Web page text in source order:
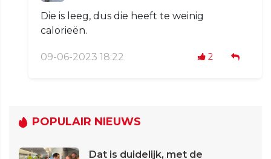
Die is leeg, dus die heeft te weinig
calorieën.
09-06-2023 18:22 2
POPULAIR NIEUWS
Dat is duidelijk, met de